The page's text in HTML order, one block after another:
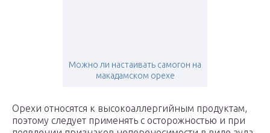
Можно ли настаивать самогон на
макадамском орехе
Орехи относятся к высокоаллергийным продуктам,
поэтому следует применять с осторожностью и при